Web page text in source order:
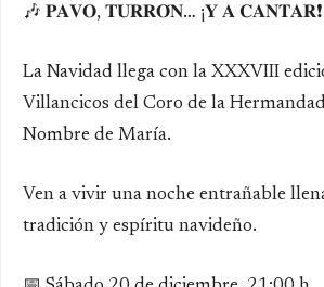
🎶 𝐏𝐀𝐕𝐎, 𝐓𝐔𝐑𝐑𝐎́𝐍… ¡𝐘 𝐀 𝐂𝐀𝐍𝐓𝐀𝐑❗
La Navidad llega con la XXXVIII
Villancicos del Coro de la
Nombre de María.
Ven a vivir una noche entrañable
tradición y espíritu navideño.